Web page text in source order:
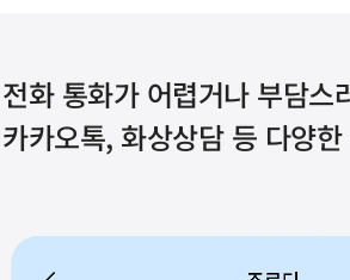
전화 통화가 어렵거나 부담스
카카오톡, 화상상담 등 다양